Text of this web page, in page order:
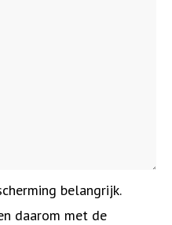
belangrijk.
daarom met de